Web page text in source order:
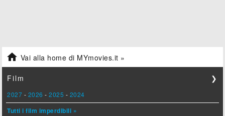
 Vai alla home di MYmovies.it »
Film ❯
2027 - 2026 -2025 - 2024
Tutti i film imperdibili »